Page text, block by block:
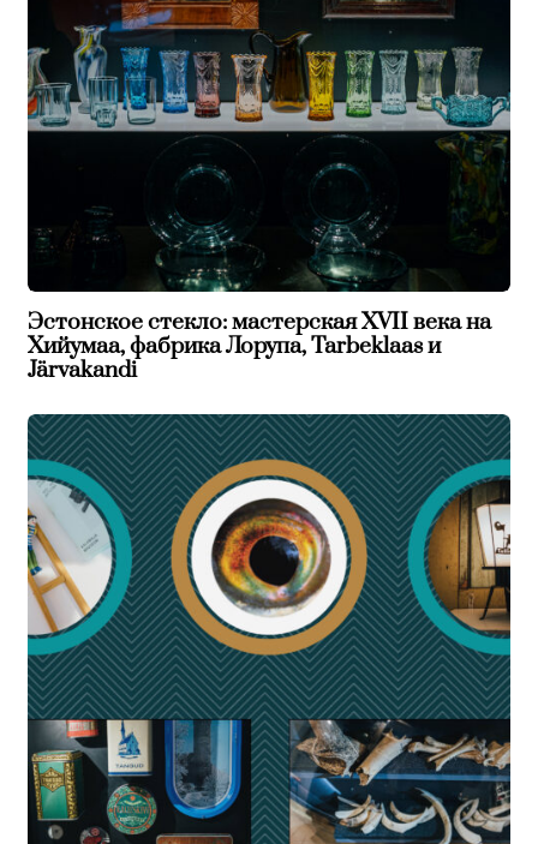
Эстонское стекло: мастерская XVII века на
Хийумаа, фабрика Лорупа, Tarbeklaas и
Järvakandi